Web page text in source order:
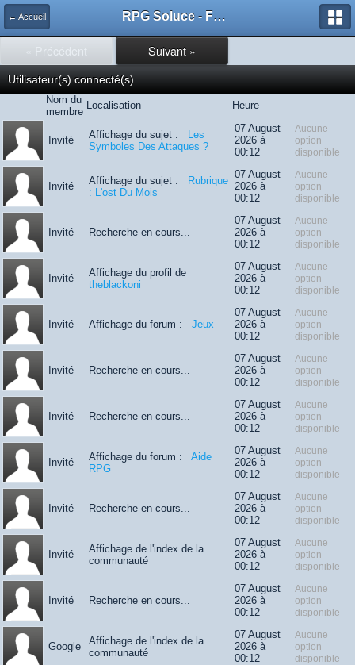
← Accueil RPG Soluce - Forum
« Précédent Suivant »
Utilisateur(s) connecté(s)
Nom du
membre
Localisation Heure
Invité Affichage du sujet :
Les
Symboles Des Attaques ?
07 August
2026 à
00:12
Aucune
option
disponible
Invité Affichage du sujet :
Rubrique
: L'ost Du Mois
07 August
2026 à
00:12
Aucune
option
disponible
Invité Recherche en cours...
07 August
2026 à
00:12
Aucune
option
disponible
Invité
Affichage du profil de
theblackoni
07 August
2026 à
00:12
Aucune
option
disponible
Invité Affichage du forum : Jeux
07 August
2026 à
00:12
Aucune
option
disponible
Invité Recherche en cours...
07 August
2026 à
00:12
Aucune
option
disponible
Invité Recherche en cours...
07 August
2026 à
00:12
Aucune
option
disponible
Invité Affichage du forum : Aide
RPG
07 August
2026 à
00:12
Aucune
option
disponible
Invité Recherche en cours...
07 August
2026 à
00:12
Aucune
option
disponible
Invité
Affichage de l'index de la
communauté
07 August
2026 à
00:12
Aucune
option
disponible
Invité Recherche en cours...
07 August
2026 à
00:12
Aucune
option
disponible
Google
Affichage de l'index de la
communauté
07 August
2026 à
00:12
Aucune
option
disponible